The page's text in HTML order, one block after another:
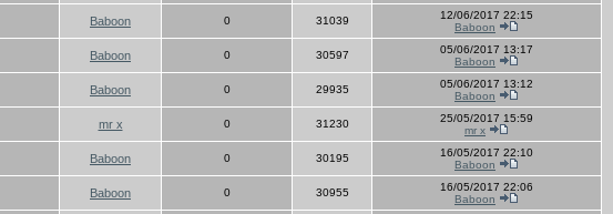
Baboon 0 31039
12/06/2017 22:15
Baboon
Baboon 0 30597
05/06/2017 13:17
Baboon
Baboon 0 29935
05/06/2017 13:12
Baboon
mr x 0 31230
25/05/2017 15:59
mr x
Baboon 0 30195
16/05/2017 22:10
Baboon
Baboon 0 30955
16/05/2017 22:06
Baboon